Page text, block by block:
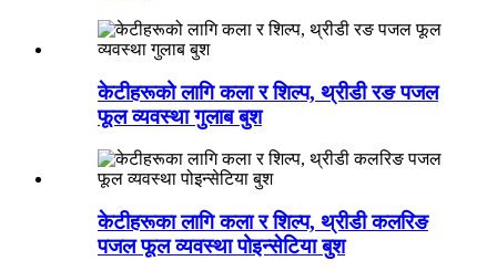
केटीहरूको लागि कला र शिल्प, थ्रीडी रङ पजल
फूल व्यवस्था गुलाब बुश
केटीहरूका लागि कला र शिल्प, थ्रीडी कलरिङ
पजल फूल व्यवस्था पोइन्सेटिया बुश